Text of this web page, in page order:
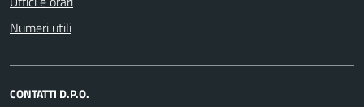
Numeri utili
CONTATTI D.P.O.